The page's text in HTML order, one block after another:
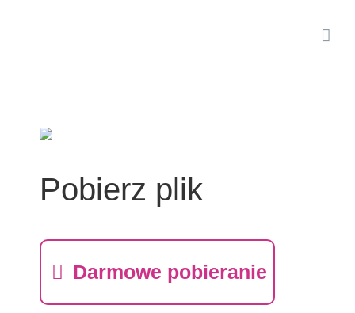
Pobierz plik
Darmowe pobieranie
ROZWÓJ ORGANIZACJI